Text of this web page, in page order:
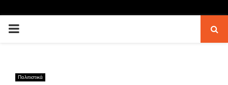
PRIMARY
Πολιτιστικά